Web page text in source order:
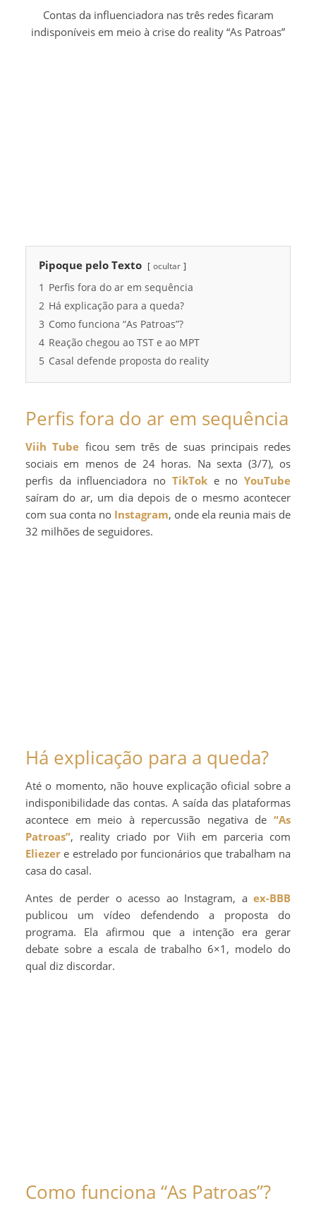
Contas da influenciadora nas três redes ficaram
indisponíveis em meio à crise do reality “As Patroas”
Pipoque pelo Texto ocultar
1 Perfis fora do ar em sequência
2 Há explicação para a queda?
3 Como funciona “As Patroas”?
4 Reação chegou ao TST e ao MPT
5 Casal defende proposta do reality
Perfis fora do ar em sequência
Viih Tube ficou sem três de suas principais redes
sociais em menos de 24 horas. Na sexta (3/7), os
perfis da influenciadora no TikToke noYouTube
saíram do ar, um dia depois de o mesmo acontecer
com sua conta no Instagram, onde ela reunia mais de
32 milhões de seguidores.
Há explicação para a queda?
Até o momento, não houve explicação oficial sobre a
indisponibilidade das contas. A saída das plataformas
acontece em meio à repercussão negativa de “As
Patroas”, reality criado por Viih em parceria com
Eliezer e estrelado por funcionários que trabalham na
casa do casal.
Antes de perder o acesso ao Instagram, a ex-BBB
publicou um vídeo defendendo a proposta do
programa. Ela afirmou que a intenção era gerar
debate sobre a escala de trabalho 6×1, modelo do
qual diz discordar.
Como funciona “As Patroas”?